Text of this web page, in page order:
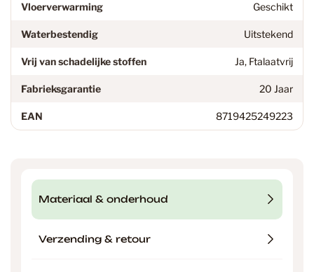
Vloerverwarming Geschikt
Waterbestendig Uitstekend
Vrij van schadelijke stoffen Ja, Ftalaatvrij
Fabrieksgarantie 20 Jaar
EAN 8719425249223
Materiaal & onderhoud
Verzending & retour